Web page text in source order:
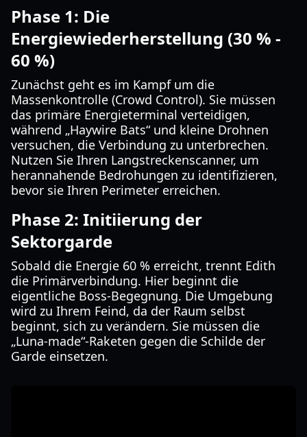
Phase 1: Die
Energiewiederherstellung (30 % -
60 %)
Zunächst geht es im Kampf um die
Massenkontrolle (Crowd Control). Sie müssen
das primäre Energieterminal verteidigen,
während „Haywire Bats“ und kleine Drohnen
versuchen, die Verbindung zu unterbrechen.
Nutzen Sie Ihren Langstreckenscanner, um
herannahende Bedrohungen zu identifizieren,
bevor sie Ihren Perimeter erreichen.
Phase 2: Initiierung der
Sektorgarde
Sobald die Energie 60 % erreicht, trennt Edith
die Primärverbindung. Hier beginnt die
eigentliche Boss-Begegnung. Die Umgebung
wird zu Ihrem Feind, da der Raum selbst
beginnt, sich zu verändern. Sie müssen die
„Luna-made“-Raketen gegen die Schilde der
Garde einsetzen.